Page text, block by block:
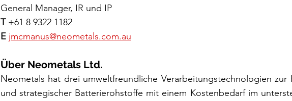
General Manager, IR und IP
T +61 8 9322 1182
E jmcmanus@neometals.com.au
Über Neometals Ltd.
Neometals hat drei umweltfreundliche Verarbeitungstechnologien zur
und strategischer Batterierohstoffe mit einem Kostenbedarf im